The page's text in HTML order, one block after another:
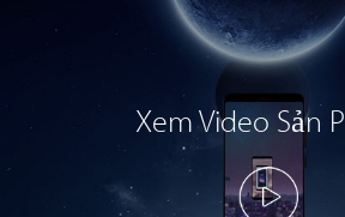
Xem Video Sản